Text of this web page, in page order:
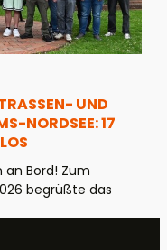
UND S
17 N
Bord! Zum
begrüßte das